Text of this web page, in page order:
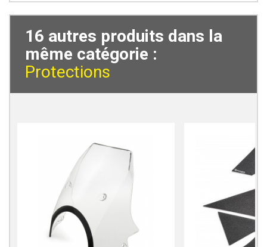
16 autres produits dans la
même catégorie :
Protections